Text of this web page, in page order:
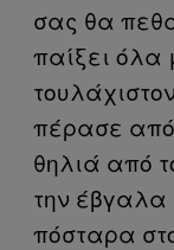
σας θα
παίξει όλα
πέρασε
θηλιά από
την
πόσταρα